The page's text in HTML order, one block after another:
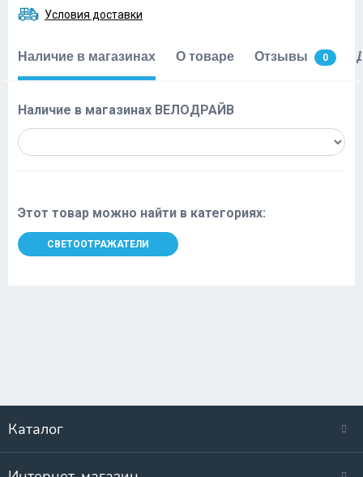
Условия доставки
Наличие в магазинах О товаре Отзывы 0
Наличие в магазинах ВЕЛОДРАЙВ
Этот товар можно найти в категориях:
СВЕТООТРАЖАТЕЛИ
Каталог